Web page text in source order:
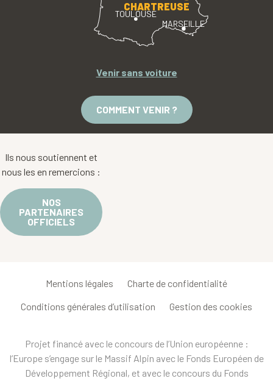
TOULOUSE
MARSEILLE
CHARTREUSE
Venir sans voiture
COMMENT VENIR ?
Ils nous soutiennent et
nous les en remercions :
NOS
PARTENAIRES
OFFICIELS
Mentions légales Charte de confidentialité
Conditions générales d’utilisation Gestion des cookies
Projet financé avec le concours de l’Union européenne :
l’Europe s’engage sur le Massif Alpin avec le Fonds Européen de
Développement Régional, et avec le concours du Fonds